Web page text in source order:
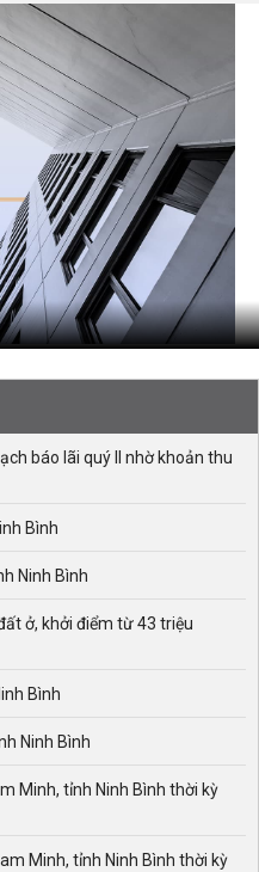
báo lãi quý II nhờ khoản thu
Bình
Ninh Bình
ở, khởi điểm từ 43 triệu
Bình
Ninh Bình
Minh, tỉnh Ninh Bình thời kỳ
Minh, tỉnh Ninh Bình thời kỳ